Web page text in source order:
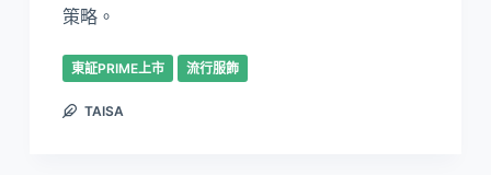
策略。
東証PRIME上市 流行服飾
TAISA